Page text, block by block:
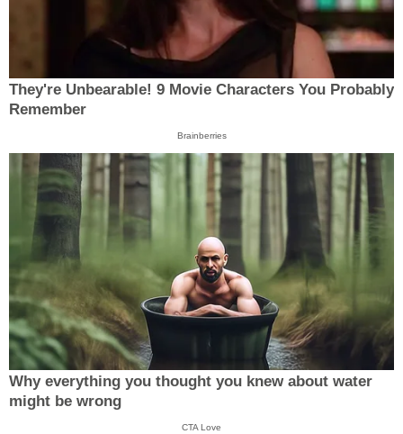
They're Unbearable! 9 Movie Characters You Probably
Remember
Brainberries
Why everything you thought you knew about water
might be wrong
CTA Love